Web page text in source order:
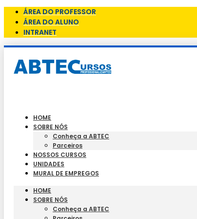
ÁREA DO PROFESSOR
ÁREA DO ALUNO
INTRANET
HOME
SOBRE NÓS
Conheça a ABTEC
Parceiros
NOSSOS CURSOS
UNIDADES
MURAL DE EMPREGOS
HOME
SOBRE NÓS
Conheça a ABTEC